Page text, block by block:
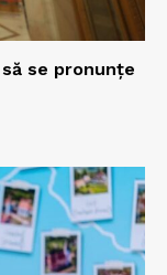
se pronunțe